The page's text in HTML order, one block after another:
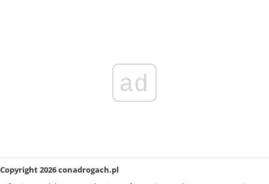
ad
Copyright 2026 conadrogach.pl